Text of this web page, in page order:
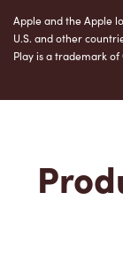
Apple and the Apple
U.S. and other
Play is a trademark of